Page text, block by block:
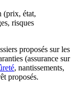
(prix, état,
risques
proposés sur les
(assurance sur
, nantissements,
proposés.